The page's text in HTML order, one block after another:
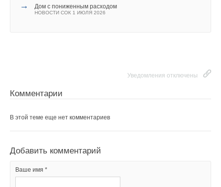
→ Дом с пониженным расходом
НОВОСТИ СОК 1 ИЮЛЯ 2026
Уведомления отключены
Комментарии
В этой теме еще нет комментариев
Добавить комментарий
Ваше имя *